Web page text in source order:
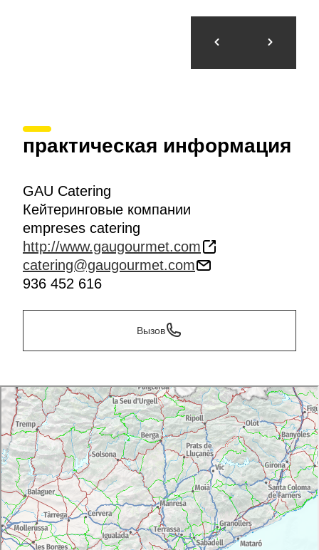
практическая информация
GAU Catering
Кейтеринговые компании
empreses catering
http://www.gaugourmet.com
catering@gaugourmet.com
936 452 616
Вызов